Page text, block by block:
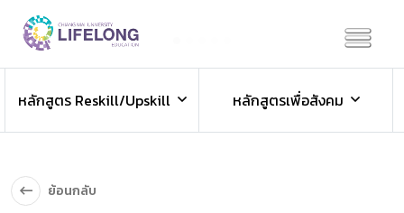
ข่าวประชาสัมพันธ์
ข่าวสารองค์กร ข่าวสารกิจกรรม
หลักสูตร Reskill/Upskill
หลักสูตรเพื่อสังคม
ย้อนกลับ